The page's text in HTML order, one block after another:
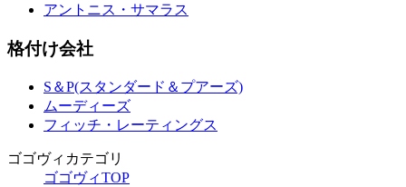
アントニス・サマラス
格付け会社
S＆P(スタンダード＆プアーズ)
ムーディーズ
フィッチ・レーティングス
ゴゴヴィカテゴリ
ゴゴヴィTOP